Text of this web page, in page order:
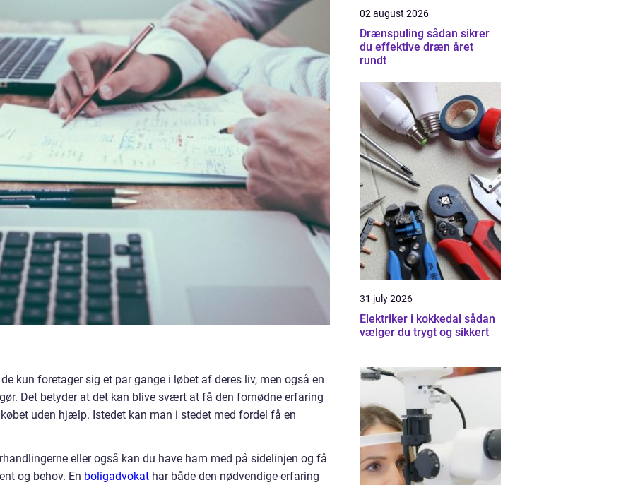
kun foretager sig et par gange i løbet af deres liv, men også en
Det betyder at det kan blive svært at få den fornødne erfaring
uden hjælp. Istedet kan man i stedet med fordel få en
eller også kan du have ham med på sidelinjen og få
og behov. En boligadvokat har både den nødvendige erfaring
02 august 2026
Drænspuling sådan sikrer
du effektive dræn året
rundt
31 july 2026
Elektriker i kokkedal sådan
vælger du trygt og sikkert